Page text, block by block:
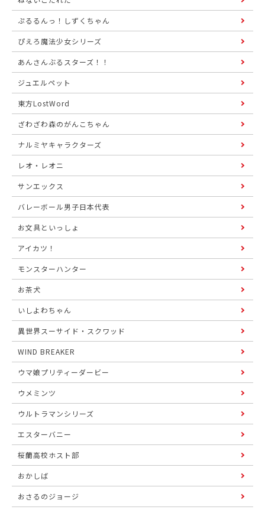
ぷるるんっ！しずくちゃん
ぴえろ魔法少女シリーズ
あんさんぶるスターズ！！
ジュエルペット
東方LostWord
ざわざわ森のがんこちゃん
ナルミヤキャラクターズ
レオ・レオニ
サンエックス
バレーボール男子日本代表
お文具といっしょ
アイカツ！
モンスターハンター
お茶犬
いしよわちゃん
異世界スーサイド・スクワッド
WIND BREAKER
ウマ娘プリティーダービー
ウメミンツ
ウルトラマンシリーズ
エスターバニー
桜蘭高校ホスト部
おかしば
おさるのジョージ